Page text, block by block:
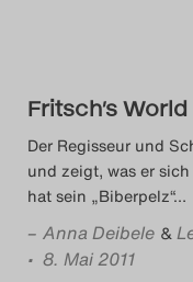
Fritsch’s World
Der Regisseur und
und zeigt, was er
hat sein „Biberpelz“…
– Anna Deibele &
• 8. Mai 2011